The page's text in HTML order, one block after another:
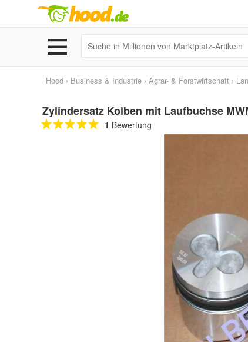
Hood › Business & Industrie › Agrar- & Forstwirtschaft ›
Zylindersatz Kolben mit Laufbuchse
1 Bewertung